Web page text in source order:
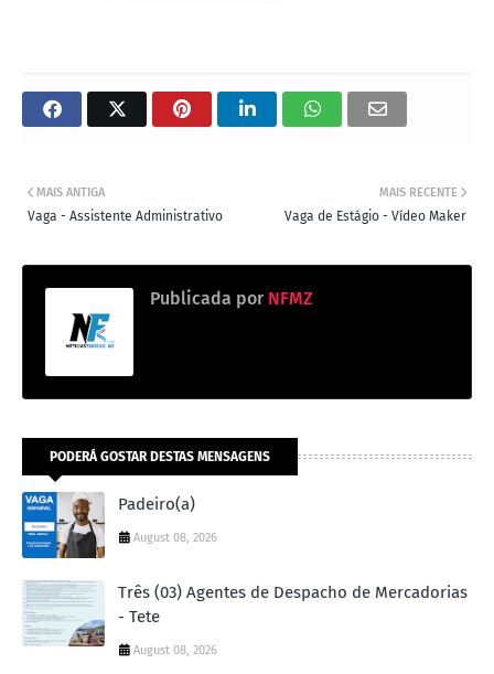
MAIS RECENTE
Vaga de Estágio - Vídeo Maker
MAIS ANTIGA
Vaga - Assistente Administrativo
Publicada por NFMZ
PODERÁ GOSTAR DESTAS MENSAGENS
Padeiro(a)
August 08, 2026
Três (03) Agentes de Despacho de Mercadorias
- Tete
August 08, 2026